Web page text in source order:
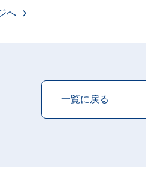
へ
一覧に戻る